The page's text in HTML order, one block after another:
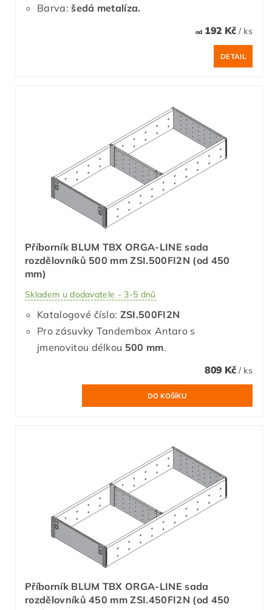
Barva:šedá metalíza.
od192 Kč / ks
DETAIL
Příborník BLUM TBX ORGA-LINE sada
rozdělovníků 500 mm ZSI.500FI2N (od 450
mm)
Skladem u dodavatele - 3-5 dnů
Katalogové číslo: ZSI.500FI2N
Pro zásuvky Tandembox Antaro s
jmenovitou délkou 500 mm.
809 Kč / ks
Příborník BLUM TBX ORGA-LINE sada
rozdělovníků 450 mm ZSI.450FI2N (od 450